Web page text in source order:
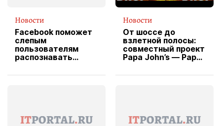
Новости
Facebook поможет
слепым
пользователям
распознавать
Новости
От шоссе до
взлетной полосы:
совместный проект
Papa John’s — Papa
вводит